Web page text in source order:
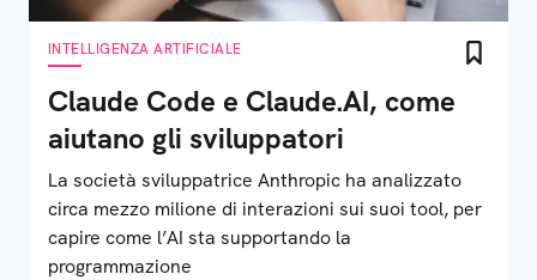
INTELLIGENZA ARTIFICIALE
Claude Code e Claude.AI, come
aiutano gli sviluppatori
La società sviluppatrice Anthropic ha analizzato
circa mezzo milione di interazioni sui suoi tool, per
capire come l’AI sta supportando la
programmazione